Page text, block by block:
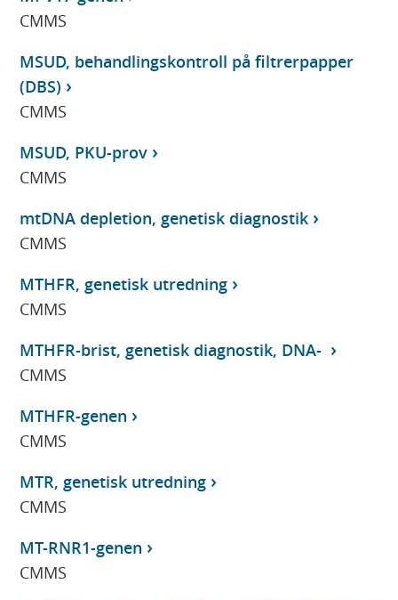
CMMS
MSUD, behandlingskontroll på filtrerpapper
(DBS)
CMMS
MSUD, PKU-prov
CMMS
mtDNA depletion, genetisk diagnostik
CMMS
MTHFR, genetisk utredning
CMMS
MTHFR-brist, genetisk diagnostik, DNA-
CMMS
MTHFR-genen
CMMS
MTR, genetisk utredning
CMMS
MT-RNR1-genen
CMMS